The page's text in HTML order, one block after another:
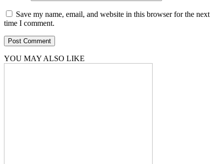
Save my name, email, and website in this browser for the next
time I comment.
YOU MAY ALSO LIKE